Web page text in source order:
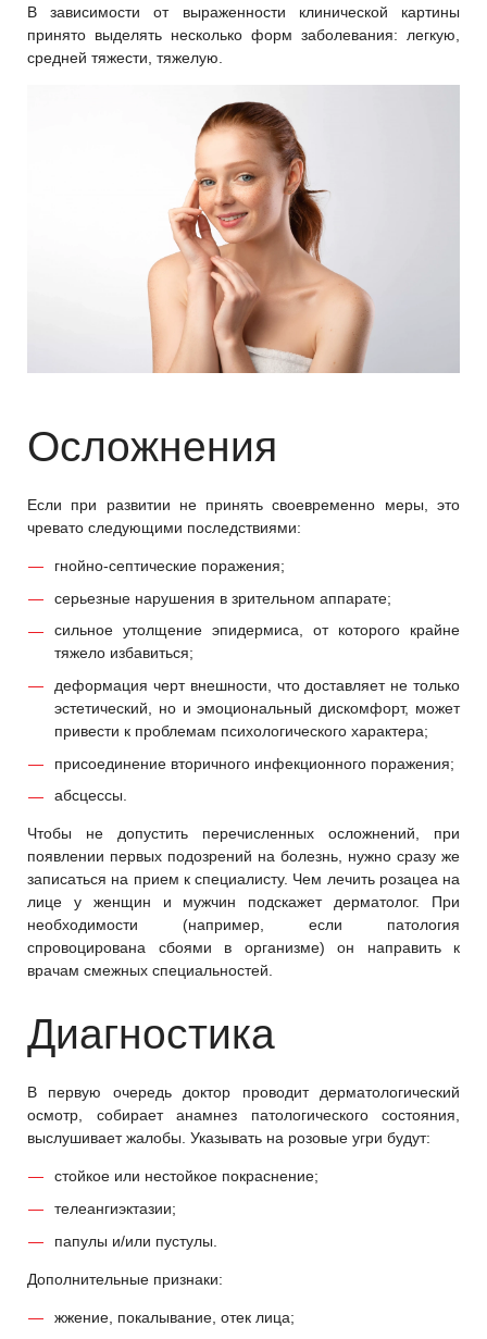
В зависимости от выраженности клинической картины
принято выделять несколько форм заболевания: легкую,
средней тяжести, тяжелую.
Осложнения
Если при развитии не принять своевременно меры, это
чревато следующими последствиями:
гнойно-септические поражения;
серьезные нарушения в зрительном аппарате;
сильное утолщение эпидермиса, от которого крайне
тяжело избавиться;
деформация черт внешности, что доставляет не только
эстетический, но и эмоциональный дискомфорт, может
привести к проблемам психологического характера;
присоединение вторичного инфекционного поражения;
абсцессы.
Чтобы не допустить перечисленных осложнений, при
появлении первых подозрений на болезнь, нужно сразу же
записаться на прием к специалисту. Чем лечить розацеа на
лице у женщин и мужчин подскажет дерматолог. При
необходимости (например, если патология
спровоцирована сбоями в организме) он направить к
врачам смежных специальностей.
Диагностика
В первую очередь доктор проводит дерматологический
осмотр, собирает анамнез патологического состояния,
выслушивает жалобы. Указывать на розовые угри будут:
стойкое или нестойкое покраснение;
телеангиэктазии;
папулы и/или пустулы.
Дополнительные признаки:
жжение, покалывание, отек лица;